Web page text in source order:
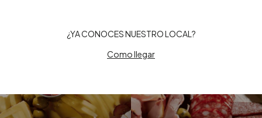
¿YA CONOCES NUESTRO LOCAL?
Como llegar